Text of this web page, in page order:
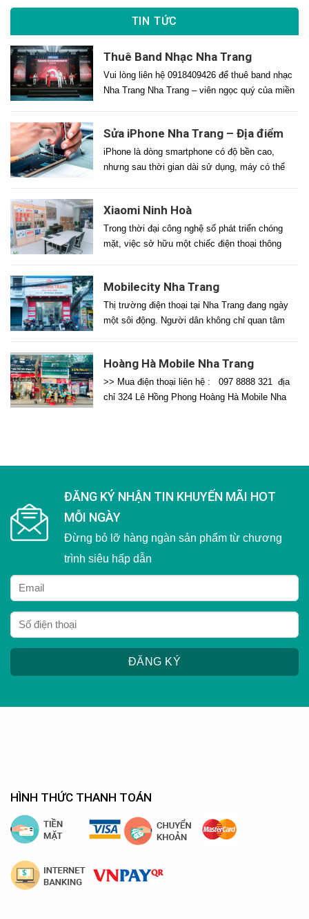
TIN TỨC
Thuê Band Nhạc Nha Trang
Vui lòng liên hệ 0918409426 để thuê band nhạc
Nha Trang Nha Trang – viên ngọc quý của miền
hàng ngàn sự kiện mỗi năm: từ tiệc cưới lãng
mạn bên bờ biển, gala dinner sang trọng […]
Sửa iPhone Nha Trang – Địa điểm
sửa iphone uy tín
iPhone là dòng smartphone có độ bền cao,
nhưng sau thời gian dài sử dụng, máy có thể
Nha Trang, nhu cầu sửa iPhone ngày càng tăng
cao, kéo theo thị trường sửa chữa cực […]
Xiaomi Ninh Hoà
Trong thời đại công nghệ số phát triển chóng
mặt, việc sở hữu một chiếc điện thoại thông
đang tìm kiếm một địa chỉ uy tín chuyên về điện
thoại Xiaomi xách tay tại Ninh Hòa, […]
Mobilecity Nha Trang
Thị trường điện thoại tại Nha Trang đang ngày
một sôi động. Người dân không chỉ quan tâm
từ Nhật, Hàn, Mỹ – những sản phẩm thường có
mặt tại các hệ thống lớn như Mobilecity. Tuy
[…]
Hoàng Hà Mobile Nha Trang
>> Mua điện thoại liên hệ : 097 8888 321 địa
chỉ 324 Lê Hồng Phong Hoàng Hà Mobile Nha
ĐĂNG KÝ NHẬN TIN KHUYẾN MÃI HOT
MỖI NGÀY
Đừng bỏ lỡ hàng ngàn sản phẩm từ chương
trình siêu hấp dẫn
HÌNH THỨC THANH TOÁN